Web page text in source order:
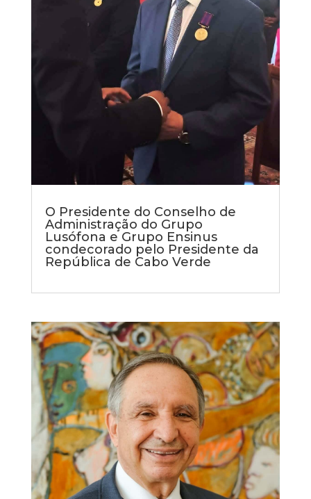
O Presidente do Conselho de
Administração do Grupo
Lusófona e Grupo Ensinus
condecorado pelo Presidente da
República de Cabo Verde